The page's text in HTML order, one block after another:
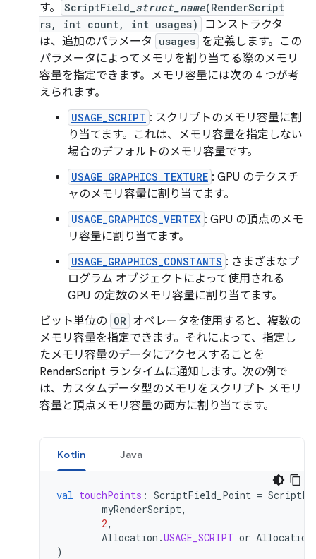
す。
ScriptField_ struct_name(RenderScript
rs, int count, int usages)
コンストラクタ
は、追加のパラメータ
usages を定義します。この
パラメータによってメモリを割り当てる際のメモリ
容量を指定できます。メモリ容量には次の 4 つが考
えられます。
USAGE_SCRIPT : スクリプトのメモリ容量に割
り当てます。これは、メモリ容量を指定しない
場合のデフォルトのメモリ容量です。
USAGE_GRAPHICS_TEXTURE : GPU のテクスチ
ャのメモリ容量に割り当てます。
USAGE_GRAPHICS_VERTEX : GPU の頂点のメモ
リ容量に割り当てます。
USAGE_GRAPHICS_CONSTANTS : さまざまなプ
ログラム オブジェクトによって使用される
GPU の定数のメモリ容量に割り当てます。
ビット単位の OR オペレータを使用すると、複数の
メモリ容量を指定できます。それによって、指定し
たメモリ容量のデータにアクセスすることを
RenderScript ランタイムに通知します。次の例で
は、カスタムデータ型のメモリをスクリプト メモリ
容量と頂点メモリ容量の両方に割り当てます。
Kotlin Java
val touchPoints : ScriptField_Point =
myRenderScript,
2,
Allocation .USAGE_SCRIPT or Allocation
)